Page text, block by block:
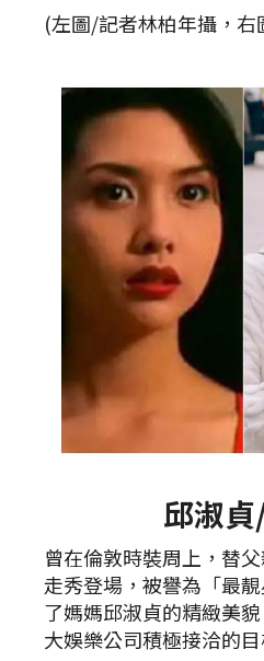
(左圖/記者林柏年攝，右
邱淑
曾在倫敦時裝周上，替
走秀登場，被譽為「最
了媽媽邱淑貞的精緻美
大娛樂公司積極接洽的目